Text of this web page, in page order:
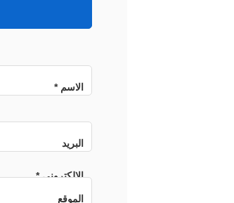
الاسم*
البريد
الإلكتروني*
الموقع